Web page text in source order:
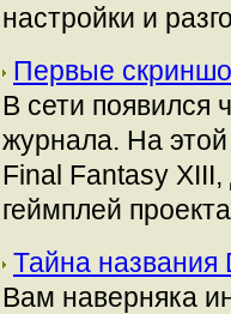
настройки и
Первые
В сети появился
журнала. На
Final Fantasy
геймплей
Тайна
Вам наверняка